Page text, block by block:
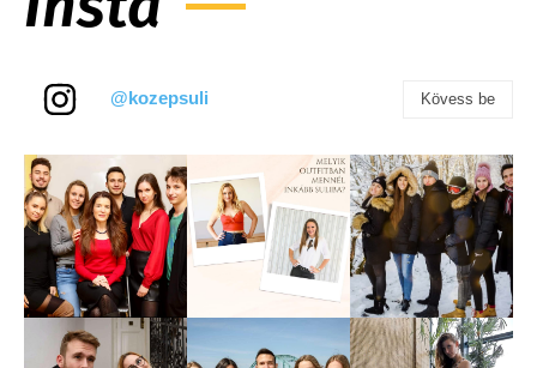
@kozepsuli Kövess be